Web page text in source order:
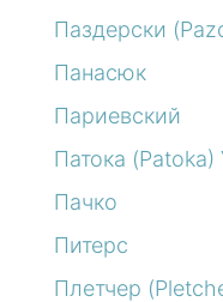
Паздерски
Панасюк
Париевский
Патока (Patoka)
Пачко
Питерс
Плетчер